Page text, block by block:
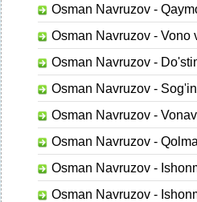
Osman Navruzov -
Osman Navruzov - Vono
Osman Navruzov -
Osman Navruzov -
Osman Navruzov -
Osman Navruzov -
Osman Navruzov -
Osman Navruzov -